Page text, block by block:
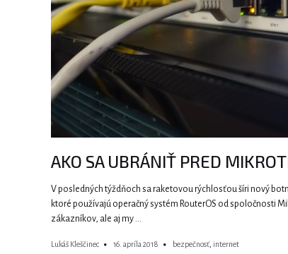
AKO SA UBRÁNIŤ PRED
V posledných týždňoch sa raketovou rýchlosťou šíri nový
ktoré používajú operačný systém RouterOS od spoločnosti
zákazníkov, ale aj my …
Lukáš Kleščinec 16. apríla 2018 bezpečnosť internet